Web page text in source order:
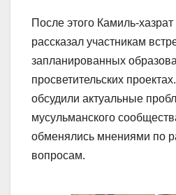
После этого Камиль-
рассказал участникам
запланированных
просветительских
обсудили актуальные
мусульманского
обменялись мнениями по
вопросам.